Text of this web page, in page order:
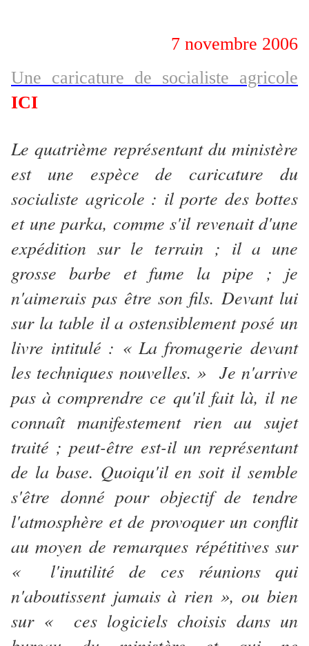
7 novembre 2006
Une caricature de socialiste agricole
ICI
Le quatrième représentant du ministère
est une espèce de caricature du
socialiste agricole : il porte des bottes
et une parka, comme s'il revenait d'une
expédition sur le terrain ; il a une
grosse barbe et fume la pipe ; je
n'aimerais pas être son fils. Devant lui
sur la table il a ostensiblement posé un
livre intitulé : « La fromagerie devant
les techniques nouvelles. » Je n'arrive
pas à comprendre ce qu'il fait là, il ne
connaît manifestement rien au sujet
traité ; peut-être est-il un représentant
de la base. Quoiqu'il en soit il semble
s'être donné pour objectif de tendre
l'atmosphère et de provoquer un conflit
au moyen de remarques répétitives sur
« l'inutilité de ces réunions qui
n'aboutissent jamais à rien », ou bien
sur « ces logiciels choisis dans un